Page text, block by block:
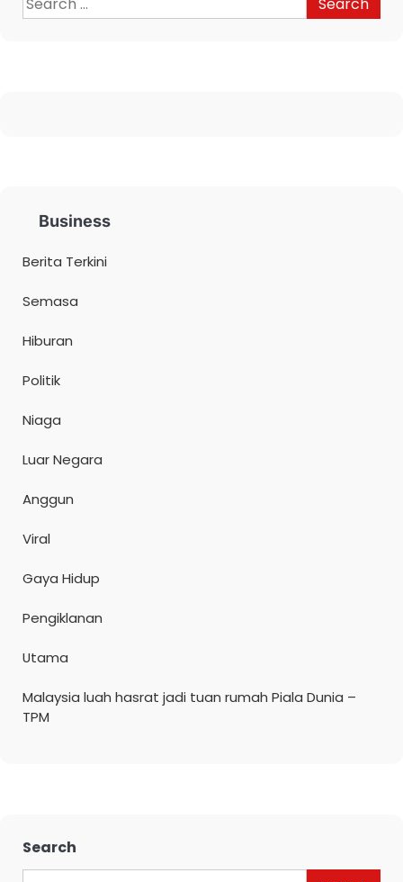
Business
Berita Terkini
Semasa
Hiburan
Politik
Niaga
Luar Negara
Anggun
Viral
Gaya Hidup
Pengiklanan
Utama
Malaysia luah hasrat jadi tuan rumah Piala Dunia –
TPM
Search